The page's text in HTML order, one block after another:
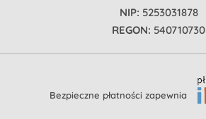
NIP: 5253031878
REGON: 540710730
Bezpieczne płatności zapewnia